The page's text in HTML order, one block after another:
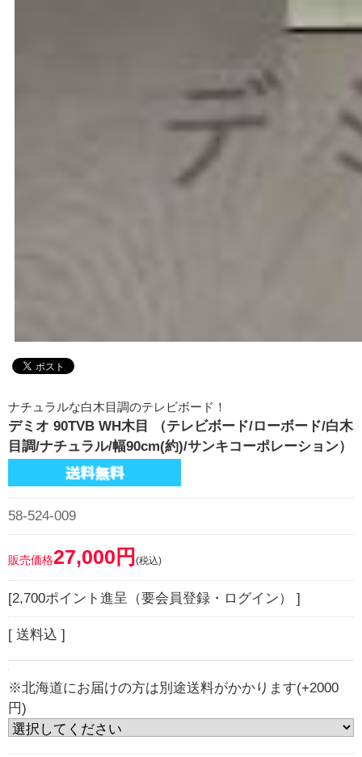
ナチュラルな白木目調のテレビボード！
デミオ 90TVB WH木目 （テレビボード/ローボード/白木
目調/ナチュラル/幅90cm(約)/サンキコーポレーション）
58-524-009
販売価格27,000円 (税込)
[2,700ポイント進呈（要会員登録・ログイン） ]
[ 送料込 ]
※北海道にお届けの方は別途送料がかかります(+2000
円)